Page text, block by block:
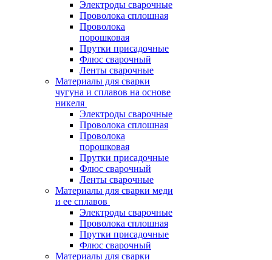
Электроды сварочные
Проволока сплошная
Проволока
порошковая
Прутки присадочные
Флюс сварочный
Ленты сварочные
Материалы для сварки
чугуна и сплавов на основе
никеля
Электроды сварочные
Проволока сплошная
Проволока
порошковая
Прутки присадочные
Флюс сварочный
Ленты сварочные
Материалы для сварки меди
и ее сплавов
Электроды сварочные
Проволока сплошная
Прутки присадочные
Флюс сварочный
Материалы для сварки